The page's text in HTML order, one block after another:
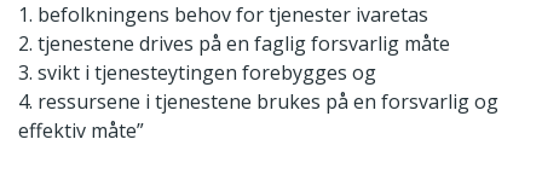
1. befolkningens behov for tjenester ivaretas
2. tjenestene drives på en faglig forsvarlig måte
3. svikt i tjenesteytingen forebygges og
4. ressursene i tjenestene brukes på en forsvarlig og
effektiv måte”